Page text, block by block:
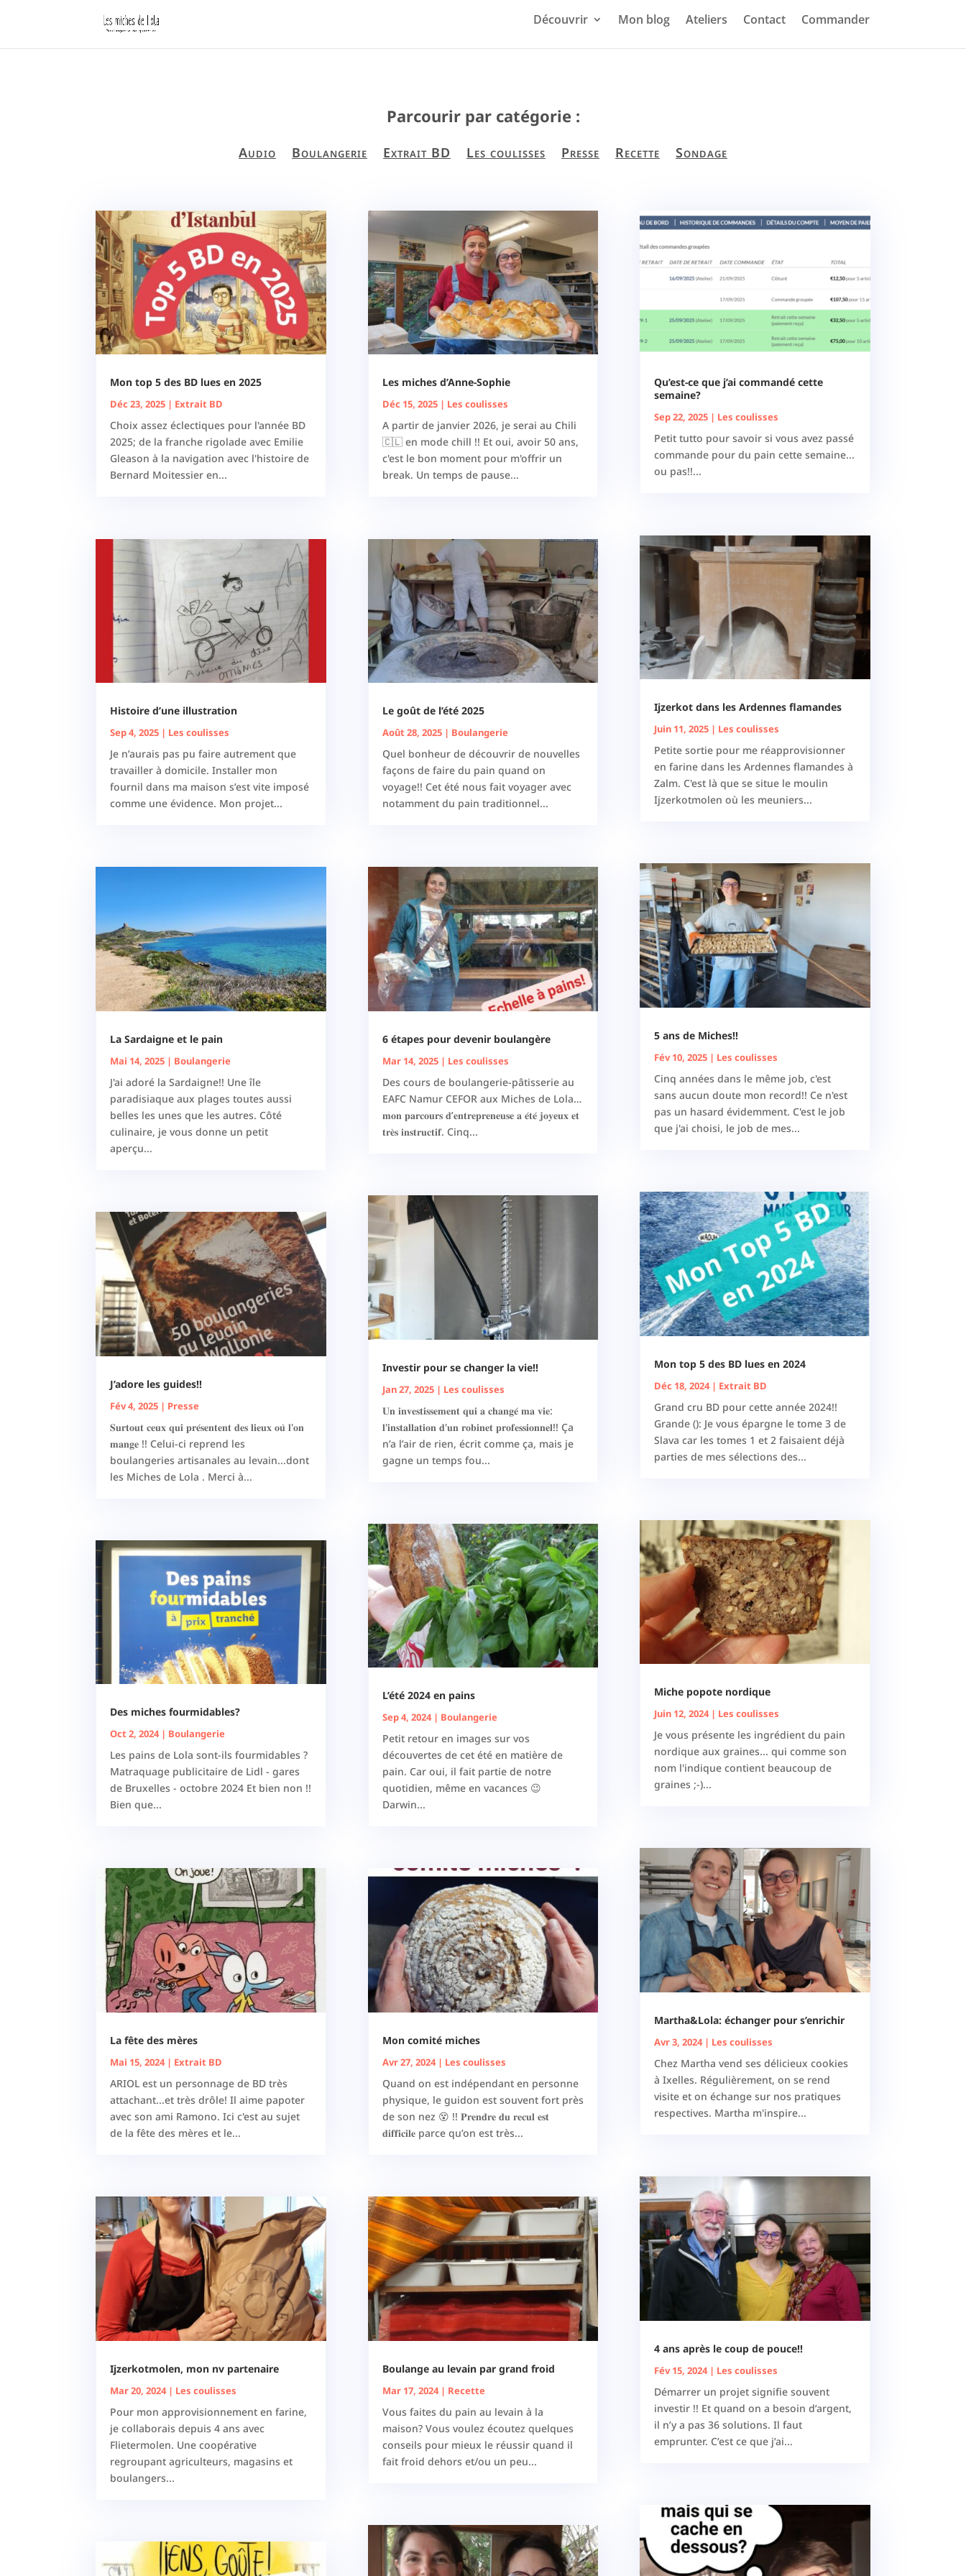
Découvrir Mon blog Ateliers Contact Commander
Parcourir par catégorie :
Audio Boulangerie Extrait BD Les coulisses Presse Recette Sondage
Mon top 5 des BD lues en 2025
Déc 23, 2025 | Extrait BD
Choix assez éclectiques pour l'année BD
2025; de la franche rigolade avec Emilie
Gleason à la navigation avec l'histoire de
Bernard Moitessier en...
Histoire d’une illustration
Sep 4, 2025 | Les coulisses
Je n’aurais pas pu faire autrement que
travailler à domicile. Installer mon
fournil dans ma maison s’est vite imposé
comme une évidence. Mon projet...
La Sardaigne et le pain
Mai 14, 2025 | Boulangerie
J'ai adoré la Sardaigne!! Une île
paradisiaque aux plages toutes aussi
belles les unes que les autres. Côté
culinaire, je vous donne un petit
aperçu...
J’adore les guides!!
Fév 4, 2025 | Presse
𝐒𝐮𝐫𝐭𝐨𝐮𝐭 𝐜𝐞𝐮𝐱 𝐪𝐮𝐢 𝐩𝐫𝐞́𝐬𝐞𝐧𝐭𝐞𝐧𝐭 𝐝𝐞𝐬 𝐥𝐢𝐞𝐮𝐱 𝐨𝐮̀ 𝐥'𝐨𝐧
𝐦𝐚𝐧𝐠𝐞 !! Celui-ci reprend les
boulangeries artisanales au levain...dont
les Miches de Lola . Merci à...
Des miches fourmidables?
Oct 2, 2024| Boulangerie
Les pains de Lola sont-ils fourmidables ?
Matraquage publicitaire de Lidl - gares
de Bruxelles - octobre 2024 Et bien non !!
Bien que...
La fête des mères
Mai 15, 2024| Extrait BD
ARIOL est un personnage de BD très
attachant...et très drôle! Il aime papoter
avec son ami Ramono. Ici c'est au sujet
de la fête des mères et le...
Ijzerkotmolen, mon nv partenaire
Mar 20, 2024| Les coulisses
Pour mon approvisionnement en farine,
je collaborais depuis 4 ans avec
Flietermolen. Une coopérative
regroupant agriculteurs, magasins et
boulangers...
Les miches d’Anne-Sophie
Déc 15, 2025| Les coulisses
A partir de janvier 2026, je serai au Chili
🇨🇱 en mode chill !! Et oui, avoir 50 ans,
c'est le bon moment pour m'offrir un
break. Un temps de pause...
Le goût de l’été 2025
Août 28, 2025| Boulangerie
Quel bonheur de découvrir de nouvelles
façons de faire du pain quand on
voyage!! Cet été nous fait voyager avec
notamment du pain traditionnel...
6 étapes pour devenir boulangère
Mar 14, 2025| Les coulisses
Des cours de boulangerie-pâtisserie au
EAFC Namur CEFOR aux Miches de Lola…
𝐦𝐨𝐧 𝐩𝐚𝐫𝐜𝐨𝐮𝐫𝐬 𝐝’𝐞𝐧𝐭𝐫𝐞𝐩𝐫𝐞𝐧𝐞𝐮𝐬𝐞 𝐚 𝐞́𝐭𝐞́ 𝐣𝐨𝐲𝐞𝐮𝐱 𝐞𝐭
𝐭𝐫𝐞̀𝐬 𝐢𝐧𝐬𝐭𝐫𝐮𝐜𝐭𝐢𝐟. Cinq...
Investir pour se changer la vie!!
Jan 27, 2025| Les coulisses
𝐔𝐧 𝐢𝐧𝐯𝐞𝐬𝐭𝐢𝐬𝐬𝐞𝐦𝐞𝐧𝐭 𝐪𝐮𝐢 𝐚 𝐜𝐡𝐚𝐧𝐠𝐞́ 𝐦𝐚 𝐯𝐢𝐞:
𝐥'𝐢𝐧𝐬𝐭𝐚𝐥𝐥𝐚𝐭𝐢𝐨𝐧 𝐝'𝐮𝐧 𝐫𝐨𝐛𝐢𝐧𝐞𝐭 𝐩𝐫𝐨𝐟𝐞𝐬𝐬𝐢𝐨𝐧𝐧𝐞𝐥!! Ça
n’a l’air de rien, écrit comme ça, mais je
gagne un temps fou...
L’été 2024 en pains
Sep 4, 2024| Boulangerie
Petit retour en images sur vos
découvertes de cet été en matière de
pain. Car oui, il fait partie de notre
quotidien, même en vacances 😉
Darwin...
Mon comité miches
Avr 27, 2024| Les coulisses
Quand on est indépendant en personne
physique, le guidon est souvent fort près
de son nez 😵 !! 𝐏𝐫𝐞𝐧𝐝𝐫𝐞 𝐝𝐮 𝐫𝐞𝐜𝐮𝐥 𝐞𝐬𝐭
𝐝𝐢𝐟𝐟𝐢𝐜𝐢𝐥𝐞 parce qu’on est très...
Boulange au levain par grand froid
Mar 17, 2024| Recette
Vous faites du pain au levain à la
maison? Vous voulez écoutez quelques
conseils pour mieux le réussir quand il
fait froid dehors et/ou un peu...
Qu’est-ce que j’ai commandé cette
semaine?
Sep 22, 2025| Les coulisses
Petit tutto pour savoir si vous avez passé
commande pour du pain cette semaine...
ou pas!!...
Ijzerkot dans les Ardennes flamandes
Juin 11, 2025| Les coulisses
Petite sortie pour me réapprovisionner
en farine dans les Ardennes flamandes à
Zalm. C'est là que se situe le moulin
Ijzerkotmolen où les meuniers...
5 ans de Miches!!
Fév 10, 2025| Les coulisses
Cinq années dans le même job, c'est
sans aucun doute mon record!! Ce n'est
pas un hasard évidemment. C'est le job
que j'ai choisi, le job de mes...
Mon top 5 des BD lues en 2024
Déc 18, 2024| Extrait BD
Grand cru BD pour cette année 2024!!
Grande (): Je vous épargne le tome 3 de
Slava car les tomes 1 et 2 faisaient déjà
parties de mes sélections des...
Miche popote nordique
Juin 12, 2024| Les coulisses
Je vous présente les ingrédient du pain
nordique aux graines... qui comme son
nom l'indique contient beaucoup de
graines ;-)...
Martha&Lola: échanger pour s’enrichir
Avr 3, 2024| Les coulisses
Chez Martha vend ses délicieux cookies
à Ixelles. Régulièrement, on se rend
visite et on échange sur nos pratiques
respectives. Martha m'inspire...
4 ans après le coup de pouce!!
Fév 15, 2024| Les coulisses
Démarrer un projet signifie souvent
investir !! Et quand on a besoin d’argent,
il n’y a pas 36 solutions. Il faut
emprunter. C’est ce que j’ai...